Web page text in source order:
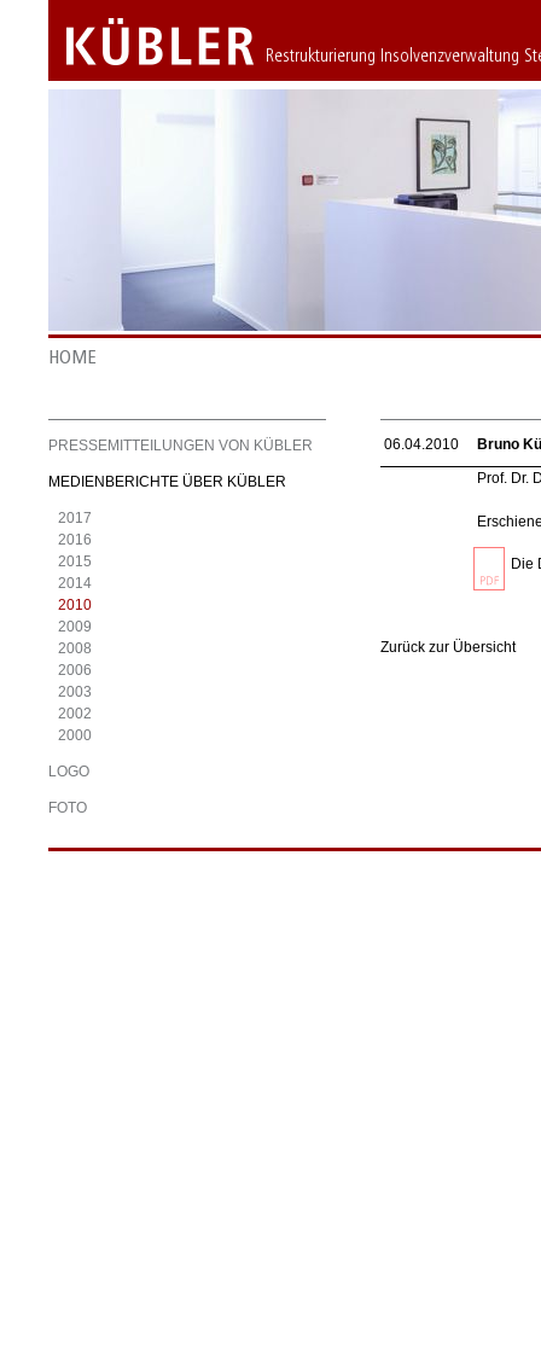
Restrukturierung Insolvenzverwaltung
HOME
PRESSEMITTEILUNGEN VON KÜBLER
MEDIENBERICHTE ÜBER KÜBLER
2017
2016
2015
2014
2010
2009
2008
2006
2003
2002
2000
LOGO
FOTO
06.04.2010
Bruno
Prof. Dr.
Die
Zurück zur Übersicht